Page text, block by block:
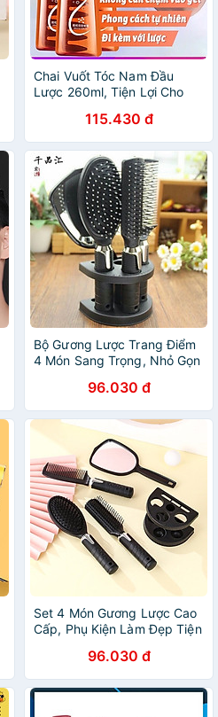
Chai Vuốt Tóc Nam Đầu
Lược 260ml, Tiện Lợi Cho
115.430 đ
Bộ Gương Lược Trang Điểm
4 Món Sang Trọng, Nhỏ Gọn
Nhanh Mọi Lúc
96.030 đ
Set 4 Món Gương Lược Cao
Cấp, Phụ Kiện Làm Đẹp Tiện
96.030 đ